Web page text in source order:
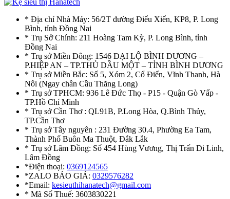
* Địa chỉ Nhà Máy: 56/2T đường Điểu Xiển, KP8, P. Long
Bình, tỉnh Đồng Nai
* Trụ Sở Chính: 211 Hoàng Tam Kỳ, P. Long Bình, tỉnh
Đồng Nai
* Trụ sở Miền Đông: 1546 ĐẠI LỘ BÌNH DƯƠNG –
P.HIỆP AN – TP.THỦ DẦU MỘT – TỈNH BÌNH DƯƠNG
* Trụ sở Miền Bắc: Số 5, Xóm 2, Cổ Điển, Vĩnh Thanh, Hà
Nôi (Ngay chân Cầu Thăng Long)
* Trụ sở TPHCM: 936 Lê Đức Thọ - P15 - Quận Gò Vấp -
TP.Hồ Chí Minh
* Trụ sở Cần Thơ : QL91B, P.Long Hòa, Q.Bình Thủy,
TP.Cần Thơ
* Trụ sở Tây nguyên : 231 Đường 30.4, Phường Ea Tam,
Thành Phố Buôn Ma Thuột, Đắk Lắk
* Trụ sở Lâm Đồng: Số 454 Hùng Vương, Thị Trấn Di Linh,
Lâm Đồng
*Điện thoại: 0369124565
*ZALO BÁO GIÁ: 0329576282
*Email: kesieuthihanatech@gmail.com
* Mã Số Thuế: 3603830221